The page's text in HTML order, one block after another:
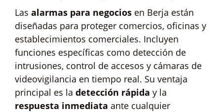
Las alarmas para negocios en Berja están
diseñadas para proteger comercios, oficinas y
establecimientos comerciales. Incluyen
funciones específicas como detección de
intrusiones, control de accesos y cámaras de
videovigilancia en tiempo real. Su ventaja
principal es la detección rápida y la
respuesta inmediata ante cualquier